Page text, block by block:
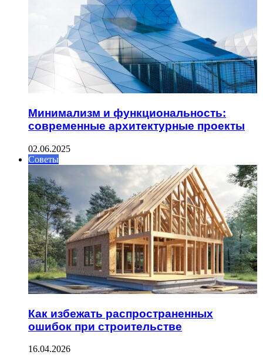
Минимализм и функциональность:
современные архитектурные проекты
02.06.2025
Советы
Как избежать распространенных
ошибок при строительстве
16.04.2026